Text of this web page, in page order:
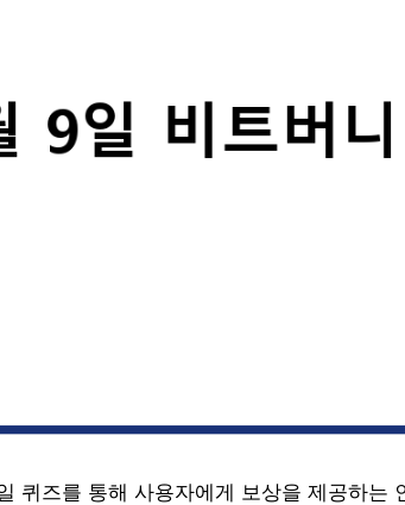
퀴즈를 통해 사용자에게 보상을 제공하는